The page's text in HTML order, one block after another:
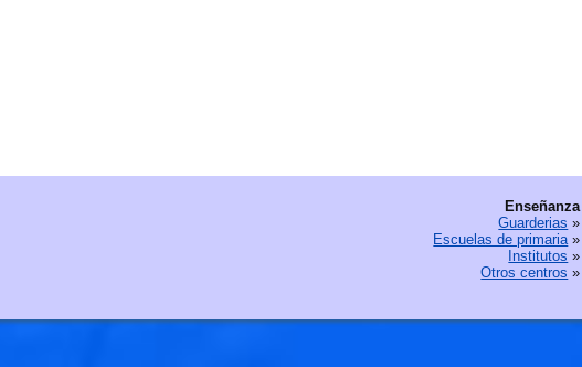
Enseñanza
Guarderias »
Escuelas de primaria»
Institutos »
Otros centros »